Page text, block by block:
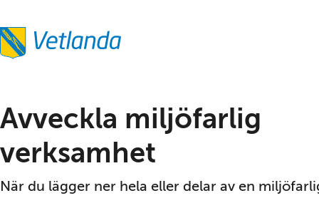
Avveckla miljöfarlig
verksamhet
När du lägger ner hela eller delar av en